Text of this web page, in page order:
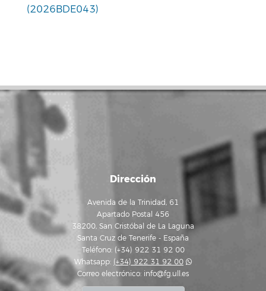
(2026BDE043)
Dirección
Avenida de la Trinidad, 61
Apartado Postal 456
38200, San Cristóbal de La Laguna
Santa Cruz de Tenerife - España
Teléfono: (+34) 922 31 92 00
Whatsapp: (+34) 922 31 92 00
Correo electrónico: info@fg.ull.es